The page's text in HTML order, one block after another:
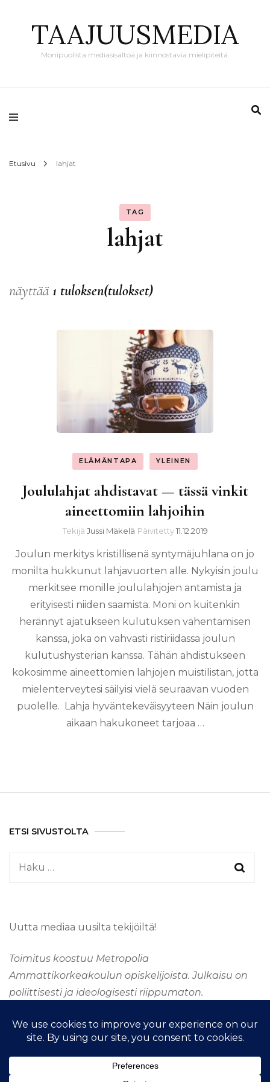
TAAJUUSMEDIA
Monipuolista mediasisältöä ja kiinnostavia mielipiteitä.
Etusivu lahjat
TAG
lahjat
näyttää 1 tuloksen(tulokset)
ELÄMÄNTAPA YLEINEN
Joululahjat ahdistavat — tässä vinkit
aineettomiin lahjoihin
Tekijä Jussi Mäkelä Päivitetty11.12.2019
Joulun merkitys kristillisenä syntymäjuhlana on jo
monilta hukkunut lahjavuorten alle. Nykyisin joulu
merkitsee monille joululahjojen antamista ja
erityisesti niiden saamista. Moni on kuitenkin
herännyt ajatukseen kulutuksen vähentämisen
kanssa, joka on vahvasti ristiriidassa joulun
kulutushysterian kanssa. Tähän ahdistukseen
kokosimme aineettomien lahjojen muistilistan, jotta
mielenterveytesi säilyisi vielä seuraavan vuoden
puolelle. Lahja hyväntekeväisyyteen Näin joulun
aikaan hakukoneet tarjoaa …
ETSI SIVUSTOLTA
Haku:
Uutta mediaa uusilta tekijöiltä!
Toimitus koostuu Metropolia
Ammattikorkeakoulun opiskelijoista. Julkaisu on
poliittisesti ja ideologisesti riippumaton.